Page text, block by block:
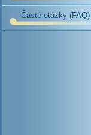
Časté otázky (FAQ)